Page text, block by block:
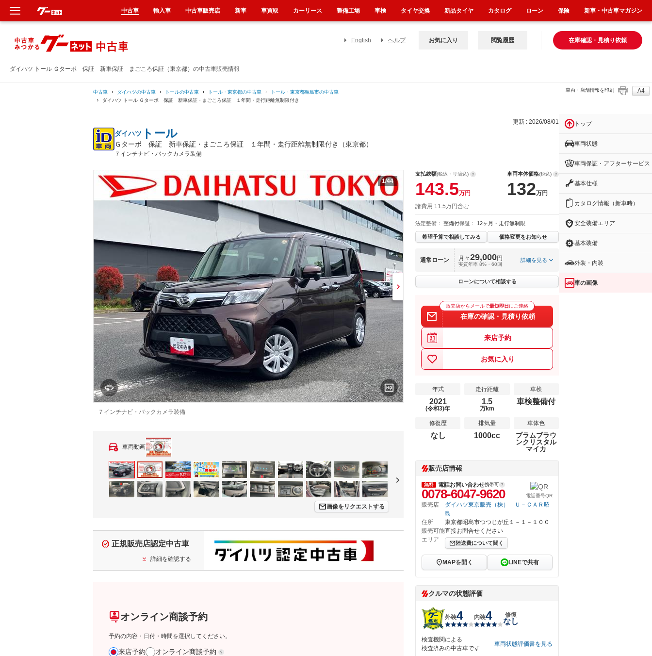
ダイハツ トール Ｇターボ 保証 新車保証 まごころ保証（東京都）の中古車販売情報
English ヘルプ 在庫確認・見積り依頼
お気に入り 閲覧履歴
中古車 ダイハツの中古車 トールの中古車 トール・東京都の中古車
トール・東京都昭島市の中古車
ダイハツ トール Ｇターボ 保証 新車保証・まごころ保証 １年間・走行距離無制限付き
車両・店舗情報を印刷 A4
更新 : 2026/08/01
ダイハツ トール
Ｇターボ 保証 新車保証・まごころ保証 １年間・走行距離無制限付き（東京都）
７インチナビ・バックカメラ装備
1/44
７インチナビ・バックカメラ装備
車両動画
画像をリクエストする
正規販売店認定中古車
詳細を確認する
オンライン商談予約
予約の内容・日付・時間を選択してください。
来店予約 オンライン商談予約
支払総額(税込・リ済込)
143.5万円
車両本体価格(税込)
132万円
諸費用 11.5万円含む
法定整備： 整備付保証： 12ヶ月・走行無制限
希望予算で相談してみる 価格変更をお知らせ
通常ローン 月々29,000円
実質年率 8%・60回
詳細を見る
ローンについて相談する
販売店からメールで最短即日 にご連絡
在庫の確認・見積り依頼
来店予約
お気に入り
年式
2021
(令和3)年
走行距離
1.5
万km
車検
車検整備付
修復歴
なし
排気量
1000cc
車体色
プラムブラウ
ンクリスタル
マイカ
販売店情報
無料 電話お問い合わせ携帯可
0078-6047-9620 電話番号QR
販売店
ダイハツ東京販売（株） Ｕ－ＣＡＲ昭
島
住所
東京都昭島市つつじが丘１－１－１００
販売可能
エリア
直接お問合せください
陸送費について聞く
MAPを開く LINEで共有
クルマの状態評価
外装4 内装4 修復
なし
検査機関による
検査済みの中古車です
車両状態評価書を見る
トップ
車両状態
車両保証・アフターサービス
基本仕様
カタログ情報（新車時）
安全装備エリア
基本装備
外装・内装
車の画像
中古車 輸入車 中古車販売店 新車 車買取 カーリース 整備工場 車検 タイヤ交換 新品タイヤ カタログ ローン 保険 新車・中古車マガジン
新車
中古車